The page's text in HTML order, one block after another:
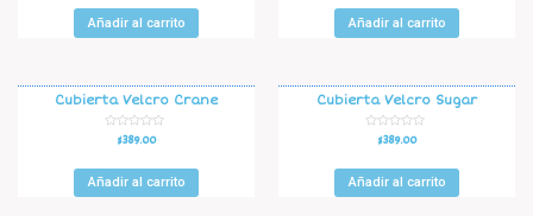
o
r
a
d
0
d
e
5
Añadir al carrito
o
r
a
d
0
d
e
5
Añadir al carrito
Cubierta Velcro Crane
o
r
a
d
$389.00
Añadir al carrito
Cubierta Velcro Sugar
o
r
a
d
$389.00
Añadir al carrito